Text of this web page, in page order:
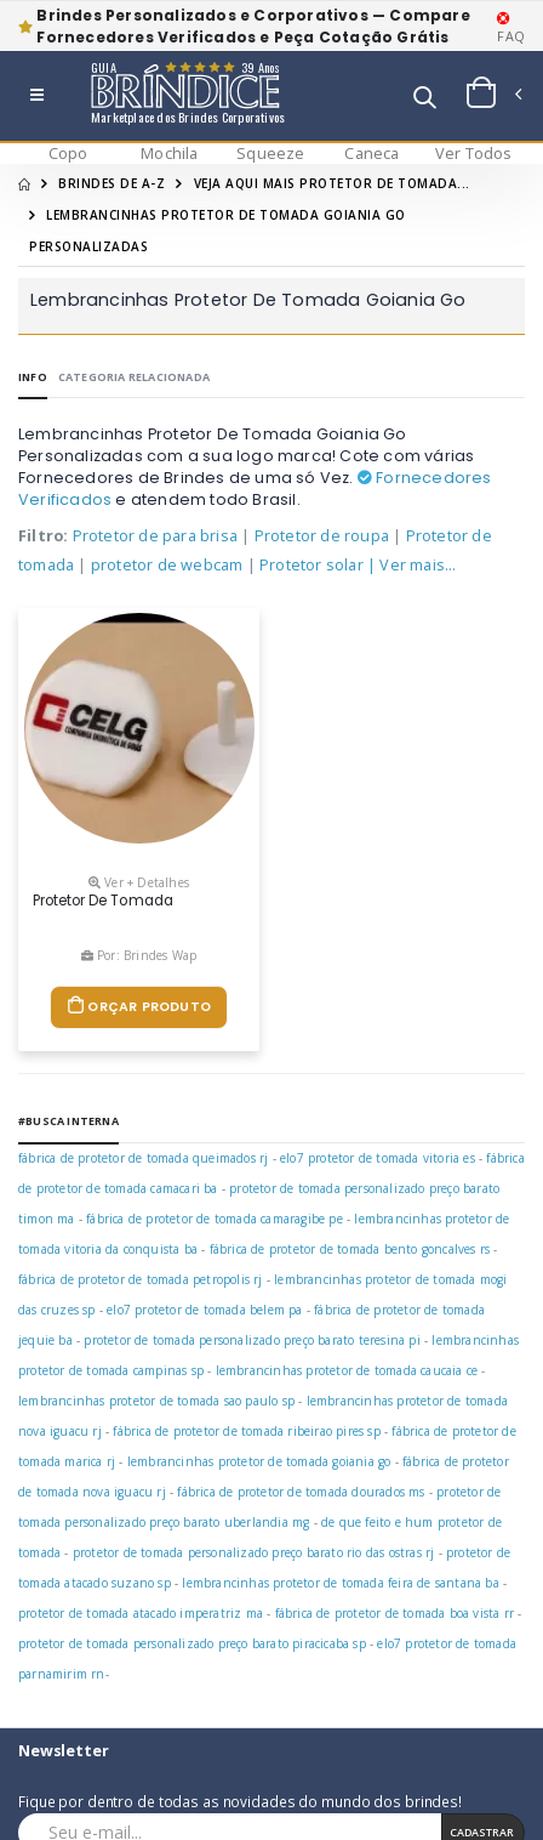
Brindes Personalizados e Corporativos — Compare
Fornecedores Verificados e Peça Cotação Grátis
FAQ
Marketplace dos Brindes Corporativos
GUIA 39 Anos
Copo Mochila Squeeze Caneca Ver Todos
BRINDES DE A-Z
VEJA AQUI MAIS PROTETOR DE TOMADA...
LEMBRANCINHAS PROTETOR DE TOMADA GOIANIA GO
PERSONALIZADAS
Lembrancinhas Protetor De Tomada Goiania Go
INFO CATEGORIA RELACIONADA
Lembrancinhas Protetor De Tomada Goiania Go
Personalizadas com a sua logo marca! Cote com várias
Fornecedores de Brindes de uma só Vez.
Fornecedores
Verificados e atendem todo Brasil.
Filtro: Protetor de para brisa | Protetor de roupa | Protetor de
tomada | protetor de webcam |Protetor solar | Ver mais...
Ver + Detalhes
Protetor De Tomada
Por: Brindes Wap
ORÇAR PRODUTO
#BUSCA INTERNA
fábrica de protetor de tomada queimados rj -elo7 protetor de tomada vitoria es-fábrica
de protetor de tomada camacari ba - protetor de tomada personalizado preço barato
timon ma -fábrica de protetor de tomada camaragibe pe- lembrancinhas protetor de
tomada vitoria da conquista ba - fábrica de protetor de tomada bento goncalves rs -
fábrica de protetor de tomada petropolis rj - lembrancinhas protetor de tomada mogi
das cruzes sp -elo7 protetor de tomada belem pa -fábrica de protetor de tomada
jequie ba - protetor de tomada personalizado preço barato teresina pi - lembrancinhas
protetor de tomada campinas sp - lembrancinhas protetor de tomada caucaia ce -
lembrancinhas protetor de tomada sao paulo sp - lembrancinhas protetor de tomada
nova iguacu rj -fábrica de protetor de tomada ribeirao pires sp-fábrica de protetor de
tomada marica rj - lembrancinhas protetor de tomada goiania go -fábrica de protetor
de tomada nova iguacu rj -fábrica de protetor de tomada dourados ms - protetor de
tomada personalizado preço barato uberlandia mg -de que feito e hum protetor de
tomada - protetor de tomada personalizado preço barato rio das ostras rj - protetor de
tomada atacado suzano sp- lembrancinhas protetor de tomada feira de santana ba -
protetor de tomada atacado imperatriz ma - fábrica de protetor de tomada boa vista rr -
protetor de tomada personalizado preço barato piracicaba sp-elo7 protetor de tomada
parnamirim rn-
Newsletter
Fique por dentro de todas as novidades do mundo dos brindes!
CADASTRAR